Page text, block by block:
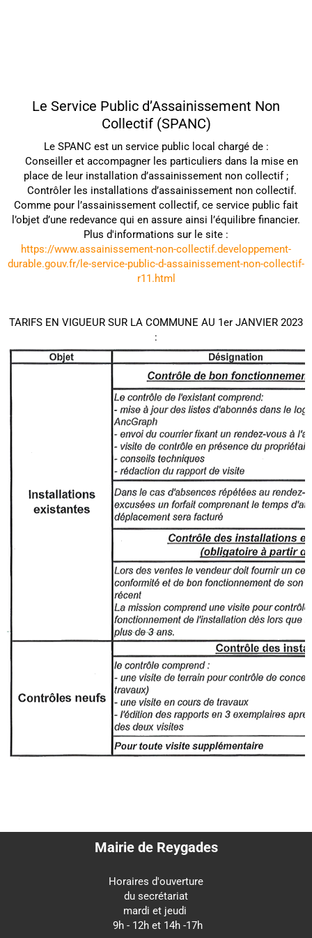
Le Service Public d’Assainissement Non
Collectif (SPANC)
Le SPANC est un service public local chargé de :
Conseiller et accompagner les particuliers dans la mise en
place de leur installation d’assainissement non collectif ;
Contrôler les installations d’assainissement non collectif.
Comme pour l’assainissement collectif, ce service public fait
l’objet d’une redevance qui en assure ainsi l’équilibre financier.
Plus d'informations sur le site :
https://www.assainissement-non-collectif.developpement-
durable.gouv.fr/le-service-public-d-assainissement-non-collectif-
r11.html
TARIFS EN VIGUEUR SUR LA COMMUNE AU 1er JANVIER 2023
:
Mairie de Reygades
Horaires d'ouverture
du secrétariat
mardi et jeudi
9h - 12h et 14h -17h